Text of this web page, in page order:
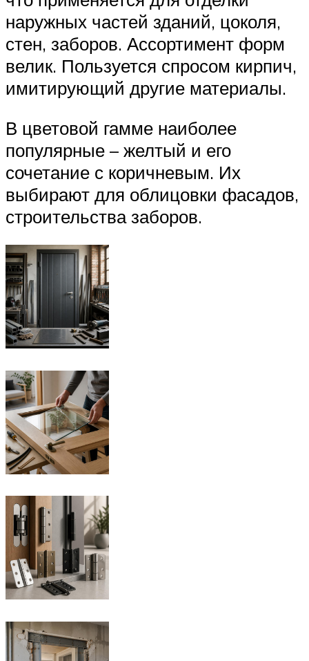
наружных частей зданий, цоколя,
стен, заборов. Ассортимент форм
велик. Пользуется спросом кирпич,
имитирующий другие материалы.
В цветовой гамме наиболее
популярные – желтый и его
сочетание с коричневым. Их
выбирают для облицовки фасадов,
строительства заборов.